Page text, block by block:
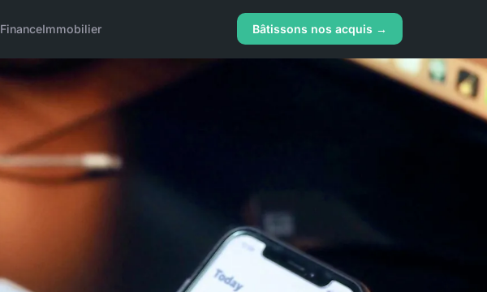
FinanceImmobilier Bâtissons nos acquis →